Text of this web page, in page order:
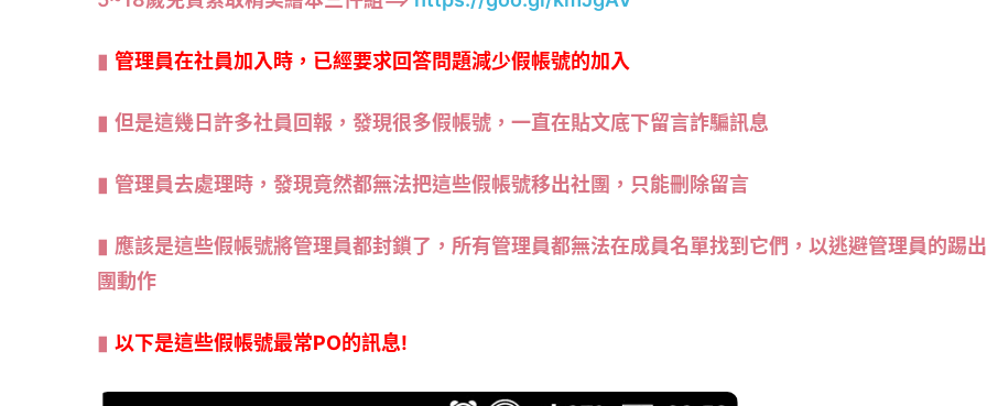
管理員在社員加入時，已經要求回答問題減少假帳號的加入
但是這幾日許多社員回報，發現很多假帳號，一直在貼文底下留言詐騙訊息
管理員去處理時，發現竟然都無法把這些假帳號移出社團，只能刪除留言
應該是這些假帳號將管理員都封鎖了，所有管理員都無法在成員名單找到它們，以逃避管理員的踢
團動作
以下是這些假帳號最常PO的訊息!